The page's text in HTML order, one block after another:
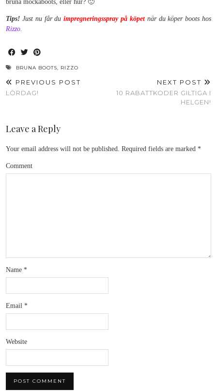
bruna mockaboots, eller hur? 🙂
Tips! Just nu får duimpregneringsspray på köpetnär du köper boots hos
Rizzo.
BRUNA BOOTS, RIZZO
PREVIOUS POST
LÖRDAG!
NEXT POST
10 RABATTKODER GILTIGA I
HELGEN!
Leave a Reply
Your email address will not be published. Required fields are marked *
Comment
Name *
Email *
Website